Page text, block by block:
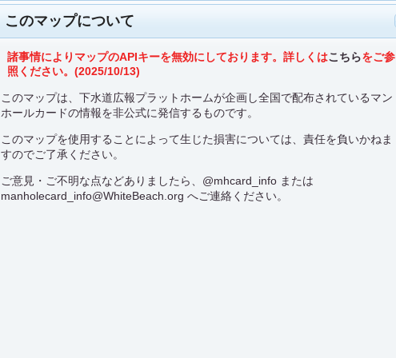
このマップについて
諸事情によりマップのAPIキーを無効にしております。詳しくはこちらをご参
照ください。(2025/10/13)
このマップは、下水道広報プラットホームが企画し全国で配布されているマン
ホールカードの情報を非公式に発信するものです。
このマップを使用することによって生じた損害については、責任を負いかねま
すのでご了承ください。
ご意見・ご不明な点などありましたら、 @mhcard_info または
manholecard_info@WhiteBeach.org へご連絡ください。